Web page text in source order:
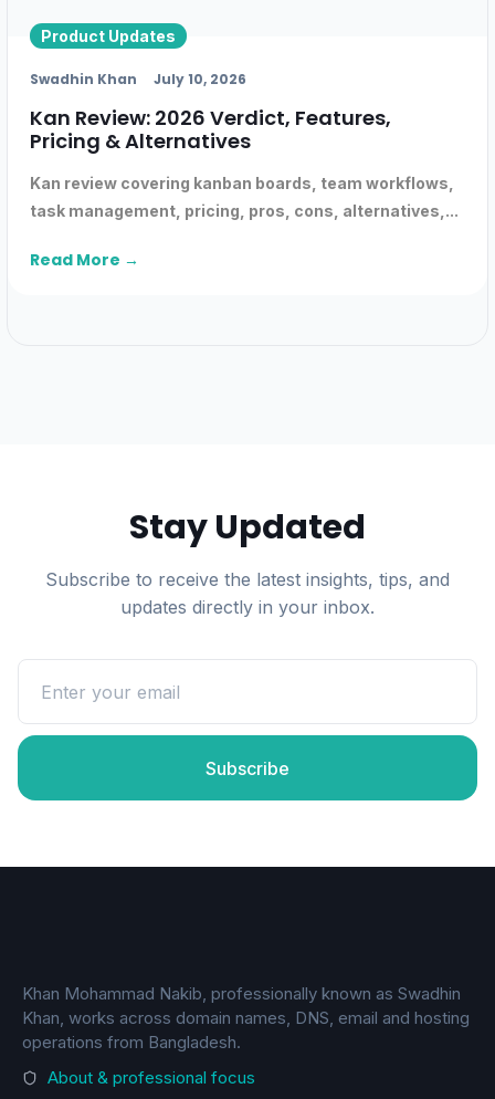
Product Updates
Swadhin Khan July 10, 2026
Kan Review: 2026 Verdict, Features,
Pricing & Alternatives
Kan review covering kanban boards, team workflows,
task management, pricing, pros, cons, alternatives,...
Read More →
Stay Updated
Subscribe to receive the latest insights, tips, and
updates directly in your inbox.
Subscribe
Khan Mohammad Nakib, professionally known as Swadhin
Khan, works across domain names, DNS, email and hosting
operations from Bangladesh.
About & professional focus